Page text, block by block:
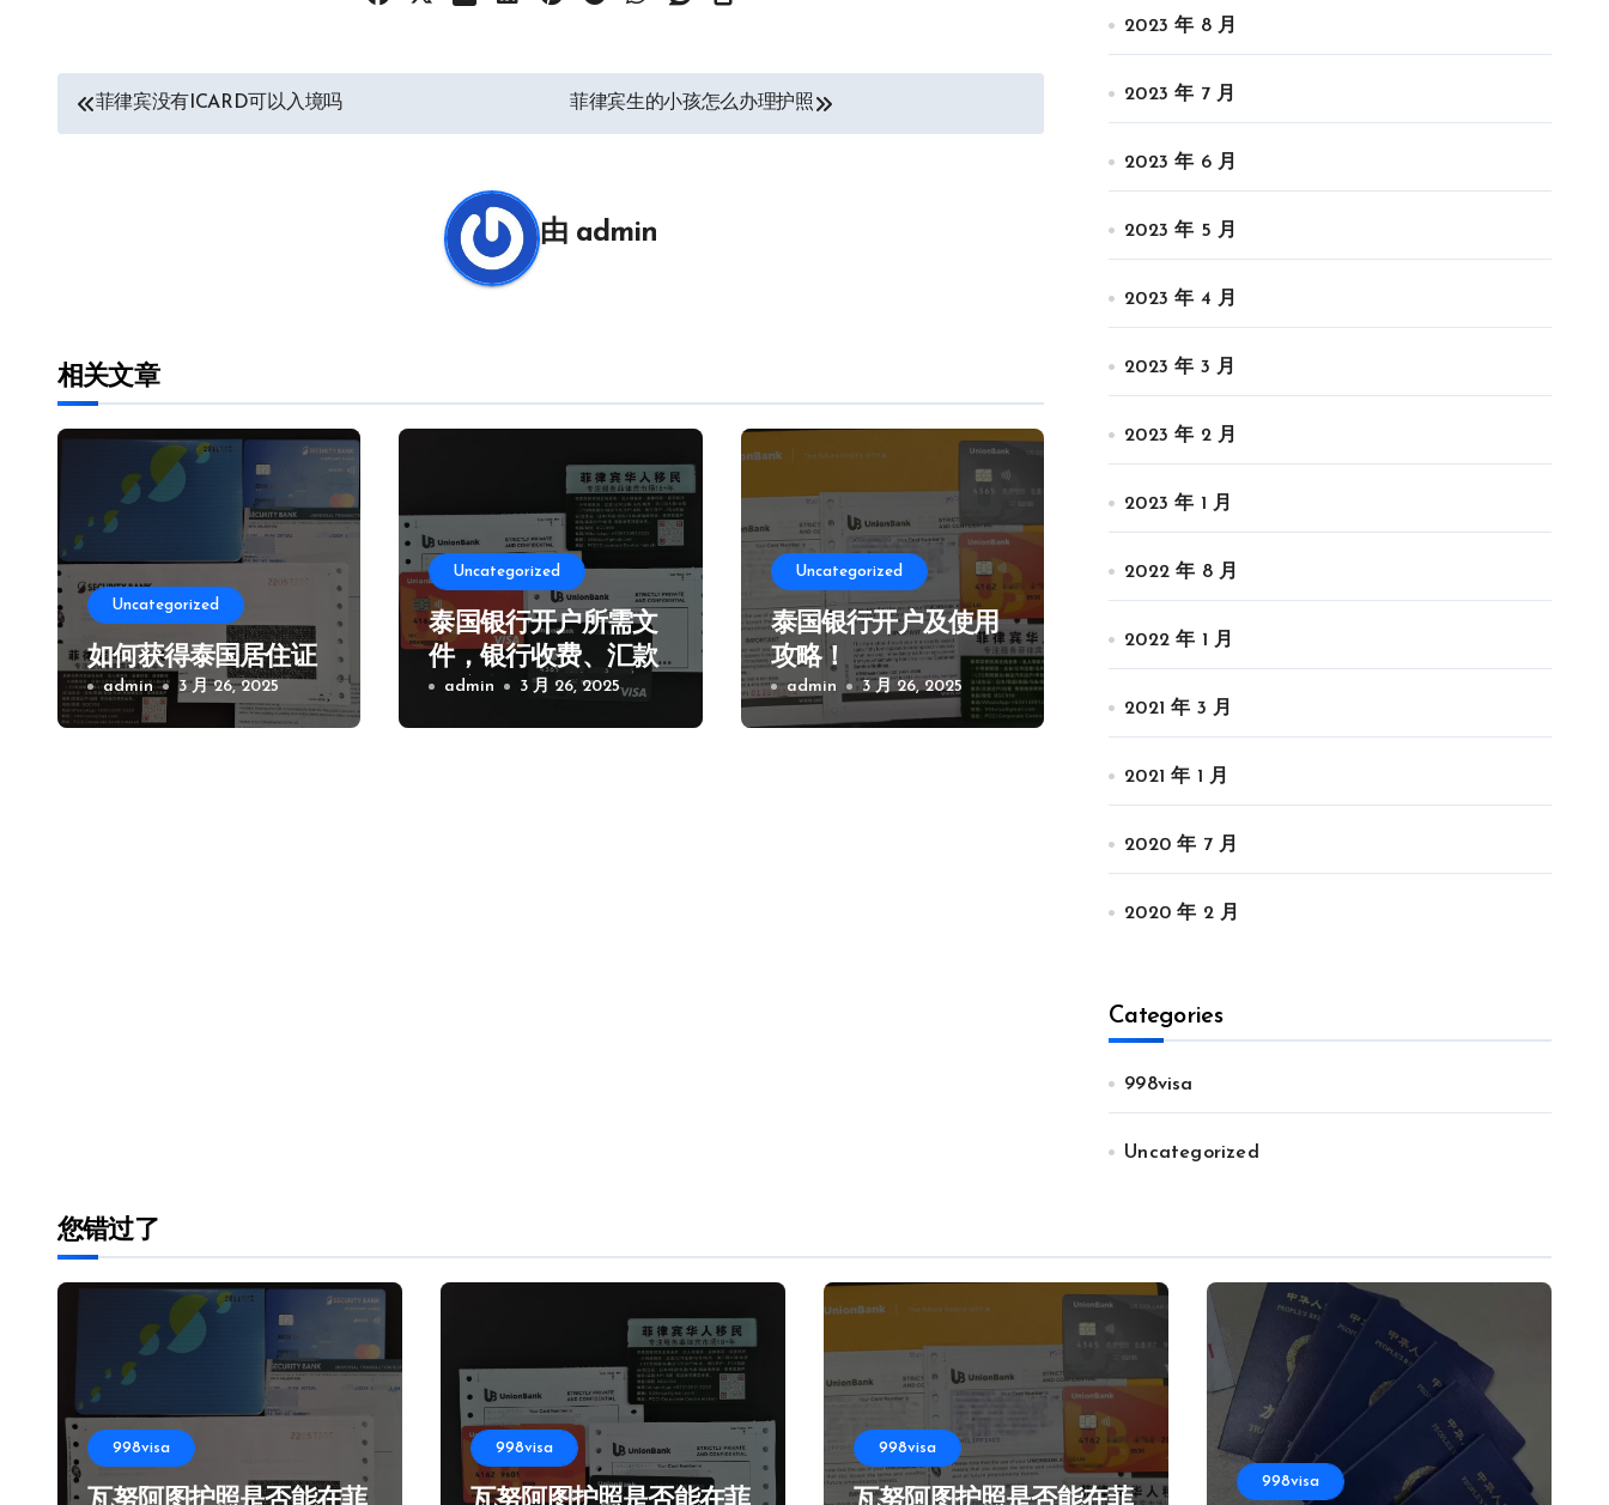
文菲律宾没有ICARD可以入境吗 菲律宾生的小孩怎么办理护照
由 admin
相关文章
Uncategorized
如何获得泰国居住证
admin 3 月 26, 2025
Uncategorized
泰国银行开户所需文
件，银行收费、汇款
及注意事项！
admin 3 月 26, 2025
Uncategorized
泰国银行开户及使用
攻略！
admin 3 月 26, 2025
2023 年 8 月
2023 年 7 月
2023 年 6 月
2023 年 5 月
2023 年 4 月
2023 年 3 月
2023 年 2 月
2023 年 1 月
2022 年 8 月
2022 年 1 月
2021 年 3 月
2021 年 1 月
2020 年 7 月
2020 年 2 月
Categories
998visa
Uncategorized
您错过了
998visa 998visa 998visa
998visa